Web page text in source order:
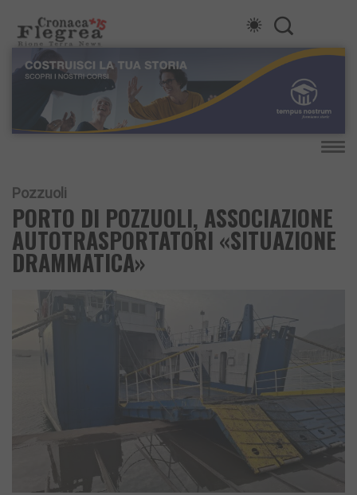
Pozzuoli
PORTO DI POZZUOLI, ASSOCIAZIONE
AUTOTRASPORTATORI «SITUAZIONE
DRAMMATICA»